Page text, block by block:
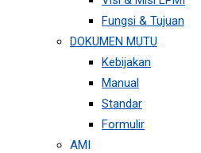
Fungsi & Tujuan
DOKUMEN MUTU
Kebijakan
Manual
Standar
Formulir
AMI